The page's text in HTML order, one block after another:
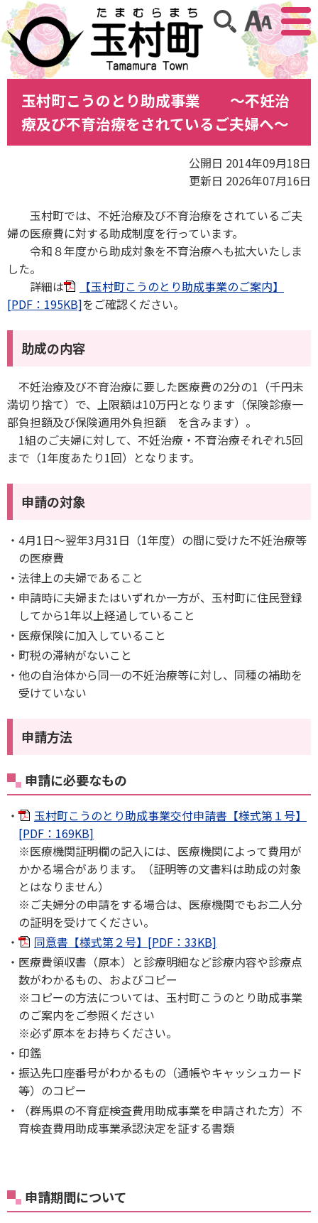
アクセ
サイト内検索
玉村町こうのとり助成事業 ～不妊治
療及び不育治療をされているご夫婦へ～
公開日 2014年09月18日
更新日 2026年07月16日
玉村町では、不妊治療及び不育治療をされているご夫
婦の医療費に対する助成制度を行っています。
令和８年度から助成対象を不育治療へも拡大いたしま
した。
詳細は
【玉村町こうのとり助成事業のご案内】
[PDF：195KB]をご確認ください。
助成の内容
不妊治療及び不育治療に要した医療費の2分の1（千円未
満切り捨て）で、上限額は10万円となります（保険診療一
部負担額及び保険適用外負担額 を含みます）。
1組のご夫婦に対して、不妊治療・不育治療それぞれ5回
まで（1年度あたり1回）となります。
申請の対象
4月1日～翌年3月31日（1年度）の間に受けた不妊治療等
の医療費
法律上の夫婦であること
申請時に夫婦またはいずれか一方が、玉村町に住民登録
してから1年以上経過していること
医療保険に加入していること
町税の滞納がないこと
他の自治体から同一の不妊治療等に対し、同種の補助を
受けていない
申請方法
申請に必要なもの
玉村町こうのとり助成事業交付申請書【様式第１号】
[PDF：169KB]
※医療機関証明欄の記入には、医療機関によって費用が
かかる場合があります。（証明等の文書料は助成の対象
とはなりません）
※ご夫婦分の申請をする場合は、医療機関でもお二人分
の証明を受けてください。
同意書【様式第２号】[PDF：33KB]
医療費領収書（原本）と診療明細など診療内容や診療点
数がわかるもの、およびコピー
※コピーの方法については、玉村町こうのとり助成事業
のご案内をご参照ください
※必ず原本をお持ちください。
印鑑
振込先口座番号がわかるもの（通帳やキャッシュカード
等）のコピー
（群馬県の不育症検査費用助成事業を申請された方）不
育検査費用助成事業承認決定を証する書類
申請期間について